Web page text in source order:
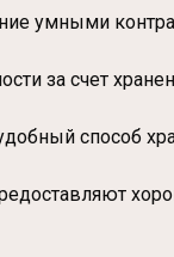
умными
за счет
способ